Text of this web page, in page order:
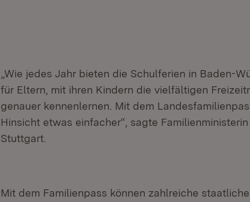
„Wie jedes Jahr bieten die Schulferien in Baden-
für Eltern, mit ihren Kindern die vielfältigen
genauer kennenlernen. Mit dem
Hinsicht etwas einfacher“, sagte
Stuttgart.
Mit dem Familienpass können zahlreiche